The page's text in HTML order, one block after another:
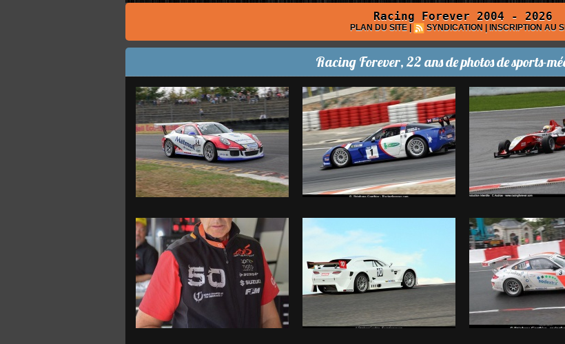
Racing Forever 2004 - 2026
PLAN DU SITE | SYNDICATION | INSCRIPTION AU
Racing Forever, 22 ans de photos de sports-